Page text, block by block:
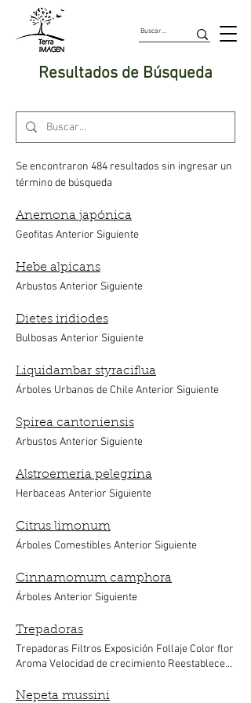
Se encontraron 484 resultados sin ingresar un
término de búsqueda
Anemona japónica
Geofitas Anterior Siguiente
Hebe alpicans
Arbustos Anterior Siguiente
Dietes iridiodes
Bulbosas Anterior Siguiente
Liquidambar styraciflua
Árboles Urbanos de Chile Anterior Siguiente
Spirea cantoniensis
Arbustos Anterior Siguiente
Alstroemeria pelegrina
Herbaceas Anterior Siguiente
Citrus limonum
Árboles Comestibles Anterior Siguiente
Cinnamomum camphora
Árboles Anterior Siguiente
Trepadoras
Trepadoras Filtros Exposición Follaje Color flor
Aroma Velocidad de crecimiento Reestablecer
Cissus striata Clematides grandiflora
Nepeta mussini
Resultados de Búsqueda